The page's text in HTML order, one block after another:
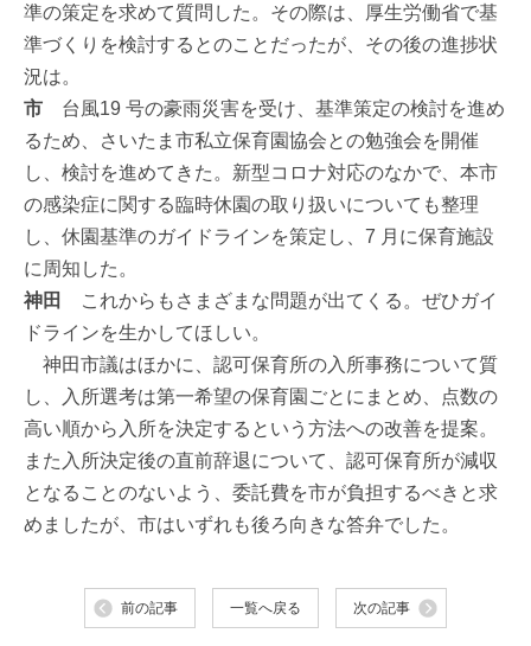
準の策定を求めて質問した。その際は、厚生労働省で基
準づくりを検討するとのことだったが、その後の進捗状
況は。
市 台風19 号の豪雨災害を受け、基準策定の検討を進め
るため、さいたま市私立保育園協会との勉強会を開催
し、検討を進めてきた。新型コロナ対応のなかで、本市
の感染症に関する臨時休園の取り扱いについても整理
し、休園基準のガイドラインを策定し、7 月に保育施設
に周知した。
神田
これからもさまざまな問題が出てくる。ぜひガイ
ドラインを生かしてほしい。
神田市議はほかに、認可保育所の入所事務について質
し、入所選考は第一希望の保育園ごとにまとめ、点数の
高い順から入所を決定するという方法への改善を提案。
また入所決定後の直前辞退について、認可保育所が減収
となることのないよう、委託費を市が負担するべきと求
めましたが、市はいずれも後ろ向きな答弁でした。
前の記事 一覧へ戻る 次の記事